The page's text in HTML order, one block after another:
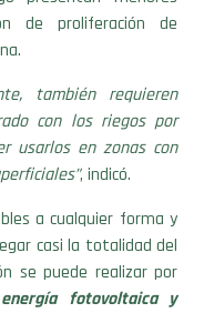
de proliferación de
también requieren
con los riegos por
usarlos en zonas con
, indicó.
a cualquier forma y
casi la totalidad del
se puede realizar por
fotovoltaica y